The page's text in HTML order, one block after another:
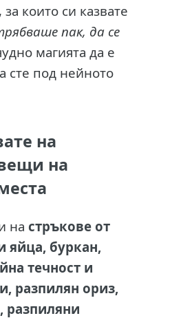
които си казвате
пак, да се
магията да е
сте под нейното
на
на
настръкове от
яйца, буркан,
течност и
разпилян ориз,
разпиляни